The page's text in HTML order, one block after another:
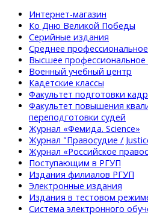
Интернет-магазин
Ко Дню Великой Победы
Серийные издания
Среднее
Высшее профессиональное
Военный учебный центр
Кадетские классы
Факультет подготовки
Факультет повышения
переподготовки судей
Журнал «Фемида. Science»
Журнал "Правосудие /
Журнал «Российское
Поступающим в РГУП
Издания филиалов РГУП
Электронные издания
Издания в тестовом
Система электронного